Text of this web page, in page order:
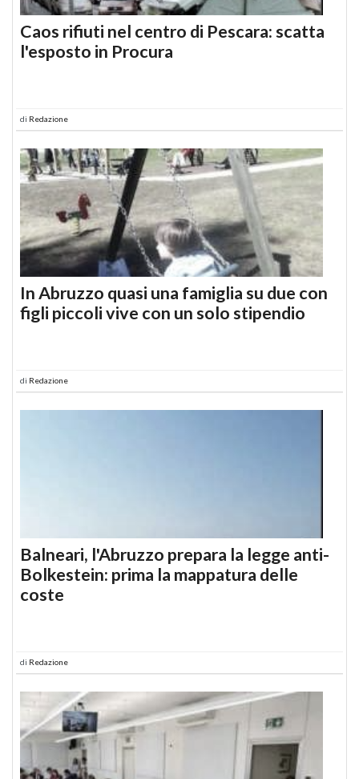
Caos rifiuti nel centro di Pescara: scatta
l'esposto in Procura
di Redazione
In Abruzzo quasi una famiglia su due con
figli piccoli vive con un solo stipendio
di Redazione
Balneari, l'Abruzzo prepara la legge anti-
Bolkestein: prima la mappatura delle
coste
di Redazione